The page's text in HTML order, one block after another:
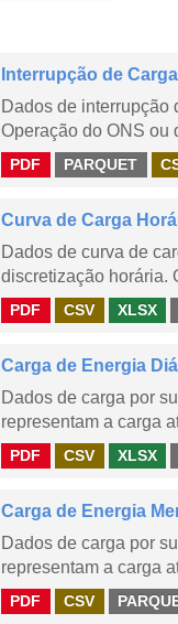
Interrupção de Carga
Dados de interrupção
Operação do ONS ou
PDF PARQUET
Curva de Carga
Dados de curva de
discretização horária.
PDF CSV XLSX
Carga de Energia
Dados de carga por
representam a carga
PDF CSV XLSX
Carga de Energia
Dados de carga por
representam a carga
PDF CSV